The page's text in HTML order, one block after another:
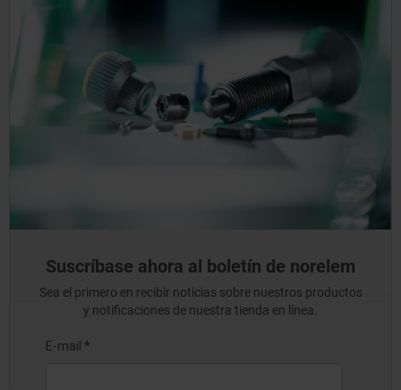
Suscríbase ahora al boletín de norelem
Sea el primero en recibir noticias sobre nuestros productos
y notificaciones de nuestra tienda en línea.